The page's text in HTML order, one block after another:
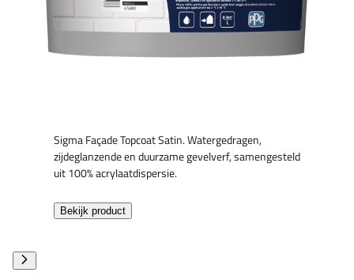
Sigma Façade Topcoat Satin. Watergedragen,
zijdeglanzende en duurzame gevelverf, samengesteld
uit 100% acrylaatdispersie.
Bekijk product